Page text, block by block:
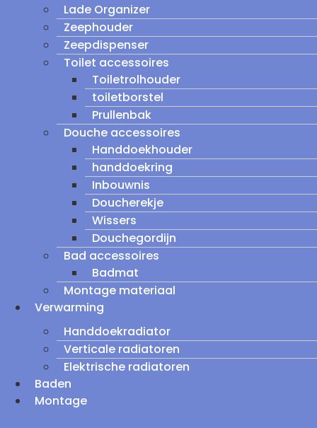
Lade Organizer
Zeephouder
Zeepdispenser
Toilet accessoires
Toiletrolhouder
toiletborstel
Prullenbak
Douche accessoires
Handdoekhouder
handdoekring
Inbouwnis
Doucherekje
Wissers
Douchegordijn
Bad accessoires
Badmat
Montage materiaal
Verwarming
Handdoekradiator
Verticale radiatoren
Elektrische radiatoren
Baden
Montage